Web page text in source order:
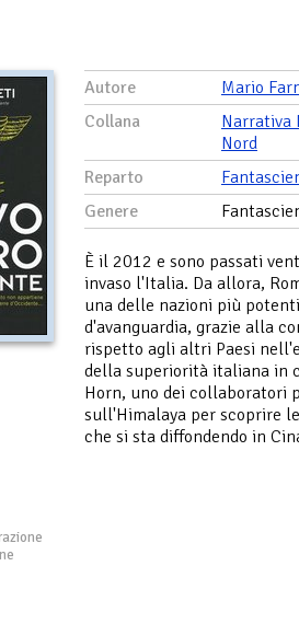
Autore
Mario
Collana
Narrativa
Nord
Reparto
Genere
È il 2012 e sono passati
invaso l'Italia. Da allora,
una delle nazioni più
d'avanguardia, grazie alla
rispetto agli altri Paesi
della superiorità italiana in
Horn, uno dei collaboratori
sull'Himalaya per scoprire
che si sta diffondendo in